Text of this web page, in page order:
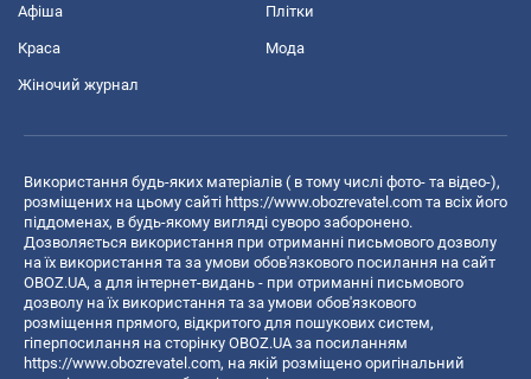
Афіша Плітки
Краса Мода
Жіночий журнал
Використання будь-яких матеріалів ( в тому числі фото- та відео-),
розміщених на цьому сайті https://www.obozrevatel.com та всіх його
піддоменах, в будь-якому вигляді суворо заборонено.
Дозволяється використання при отриманні письмового дозволу
на їх використання та за умови обов'язкового посилання на сайт
OBOZ.UA, а для інтернет-видань - при отриманні письмового
дозволу на їх використання та за умови обов'язкового
розміщення прямого, відкритого для пошукових систем,
гіперпосилання на сторінку OBOZ.UA за посиланням
https://www.obozrevatel.com, на якій розміщено оригінальний